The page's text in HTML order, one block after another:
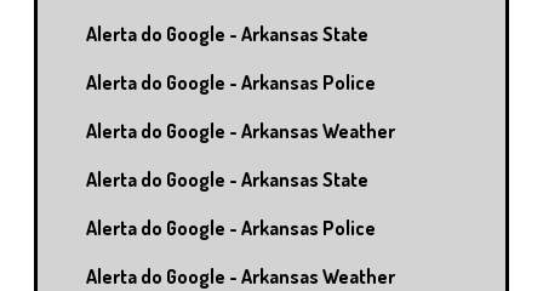
Alerta do Google - Arkansas State
Alerta do Google - Arkansas Police
Alerta do Google - Arkansas Weather
Alerta do Google - Arkansas State
Alerta do Google - Arkansas Police
Alerta do Google - Arkansas Weather